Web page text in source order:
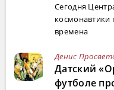
Сегодня
космонавтики
времена
Денис
Датский
футболе